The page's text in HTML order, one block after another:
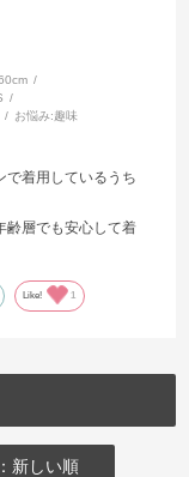
お悩み:趣味
で着用しているうち
齢層でも安心して着
Like! 1
新しい順